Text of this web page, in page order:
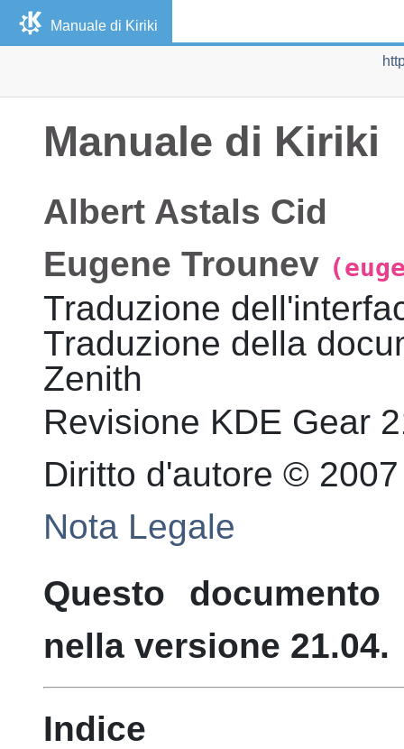
Manuale di Kiriki
Manuale di Kiriki
Albert Astals Cid
Eugene Trounev
Traduzione
Traduzione della
Zenith
Revisione KDE Gear
Diritto d'autore ©
Nota Legale
Questo
nella versione 21.04.
Indice